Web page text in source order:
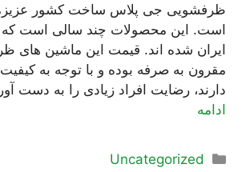
ظرفشویی جی پلاس ساخت کشور
است. این محصولات چند سالی است که
ایران شده اند. قیمت این ماشین های
مقرون به صرفه بوده و با توجه به کیفیت
دارند، رضایت افراد زیادی را به دست
ادامه
دسته‌ها
Uncategorized